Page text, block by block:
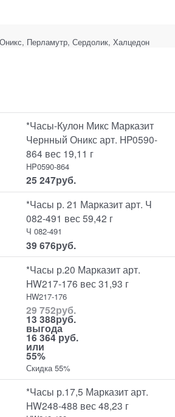
Перламутр, Сердолик, Халцедон
*Часы-Кулон Микс Марказит
Чернный Оникс арт. HP0590-
864 вес 19,11 г
HP0590-864
25 247руб.
*Часы р. 21 Марказит арт. Ч
082-491 вес 59,42 г
Ч 082-491
39 676руб.
*Часы р.20 Марказит арт.
HW217-176 вес 31,93 г
HW217-176
29 752руб.
13 388руб.
выгода
16 364 руб.
или
55%
Скидка 55%
*Часы р.17,5 Марказит арт.
HW248-488 вес 48,23 г